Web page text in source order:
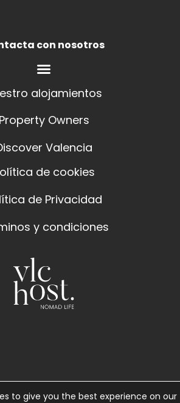
con nosotros
alojamientos
Property Owners
Valencia
de cookies
de Privacidad
y condiciones
to give you the best experience on our